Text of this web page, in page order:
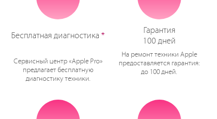
Бесплатная диагностика *
Сервисный центр «Apple Pro»
предлагает бесплатную
диагностику техники.
Гарантия
100 дней
На ремонт техники Apple
предоставляется гарантия:
до 100 дней.